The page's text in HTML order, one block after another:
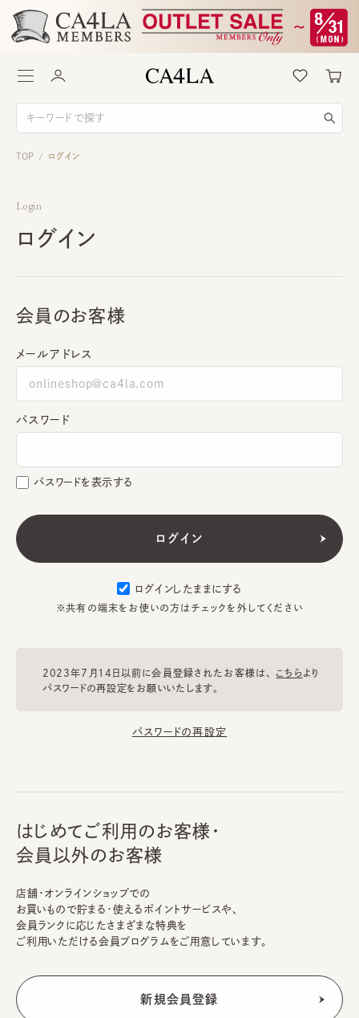
TOP / ログイン
Login
ログイン
会員のお客様
メールアドレス
パスワード
パスワードを表示する
ログインしたままにする
※共有の端末をお使いの方はチェックを外してください
2023年7月14日以前に会員登録されたお客様は、 こちらより
パスワードの再設定をお願いいたします。
パスワードの再設定
はじめてご利用のお客様・
会員以外のお客様
店舗・オンラインショップでの
お買いもので貯まる・使えるポイントサービスや、
会員ランクに応じたさまざまな特典を
ご利用いただける会員プログラムをご用意しています。